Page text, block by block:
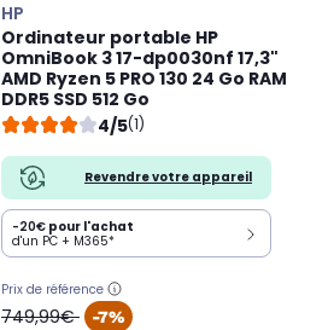
HP
Ordinateur portable HP
OmniBook 3 17-dp0030nf 17,3"
AMD Ryzen 5 PRO 130 24 Go RAM
DDR5 SSD 512 Go
4/5(1)
Revendre votre appareil
-20€ pour l'achat
d'un PC + M365*
Prix de référence
oldPrice
749,99€ -7%